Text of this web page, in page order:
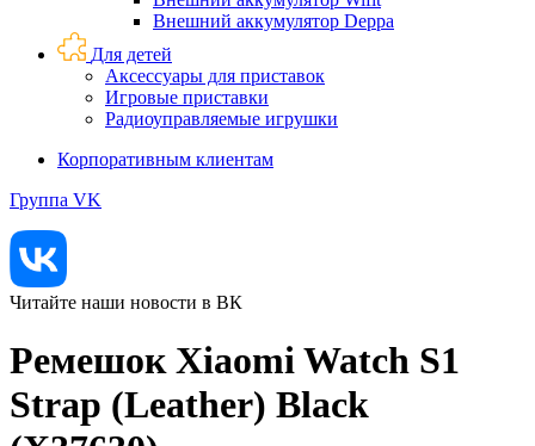
Внешний аккумулятор Deppa
Для детей
Аксессуары для приставок
Игровые приставки
Радиоуправляемые игрушки
Корпоративным клиентам
Группа VK
Читайте наши новости в ВК
Ремешок Xiaomi Watch S1
Strap (Leather) Black